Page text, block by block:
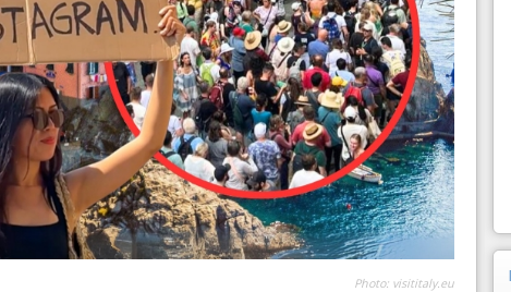
Photo: visititaly.eu